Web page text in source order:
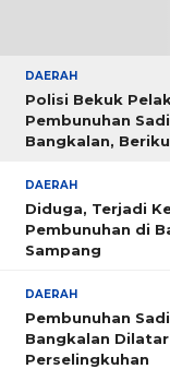
DAERAH
Polisi Bekuk
Pembunuhan
Bangkalan,
DAERAH
Diduga, Terjadi
Pembunuhan di
Sampang
DAERAH
Pembunuhan
Bangkalan
Perselingkuhan